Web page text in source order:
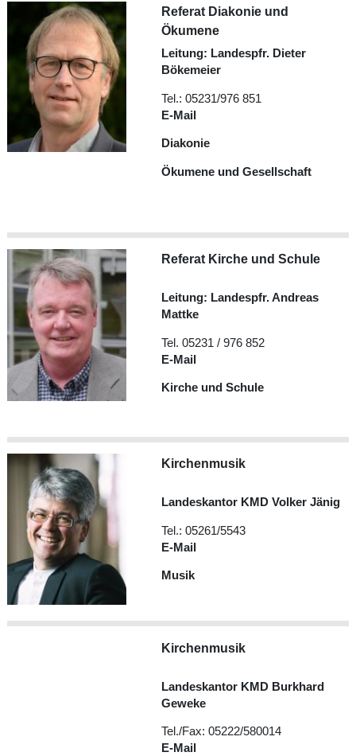
Referat Diakonie und
Ökumene
Leitung: Landespfr. Dieter
Bökemeier
Tel.: 05231/976 851
E-Mail
Diakonie
Ökumene und Gesellschaft
Referat Kirche und Schule
Leitung: Landespfr. Andreas
Mattke
Tel. 05231 / 976 852
E-Mail
Kirche und Schule
Kirchenmusik
Landeskantor KMD Volker Jänig
Tel.: 05261/5543
E-Mail
Musik
Kirchenmusik
Landeskantor KMD Burkhard
Geweke
Tel./Fax: 05222/580014
E-Mail